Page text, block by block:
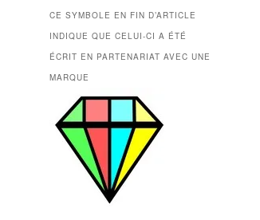
CE SYMBOLE EN FIN D’ARTICLE
INDIQUE QUE CELUI-CI A ÉTÉ
ÉCRIT EN PARTENARIAT AVEC UNE
MARQUE